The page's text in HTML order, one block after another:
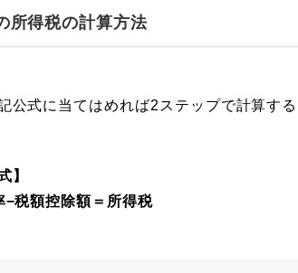
所得税の計算方法
公式に当てはめれば2ステップで計算する
】
−税額控除額＝所得税